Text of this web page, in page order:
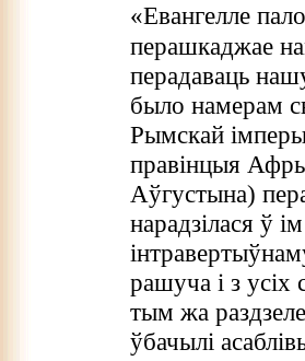
«Евангелле
перашкаджае
перадаваць
было намерам
Рымскай
правінцыя
Аўгустына)
нарадзілася ў
рашуча і з усіх
тым жа
ўбачылі